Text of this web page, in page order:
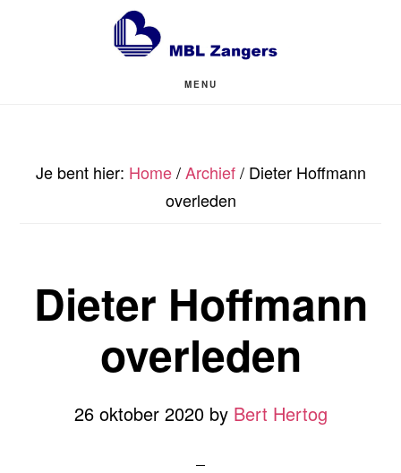
MENU
Je bent hier: Home / Archief /Dieter Hoffmann
overleden
Dieter Hoffmann
overleden
26 oktober 2020by Bert Hertog